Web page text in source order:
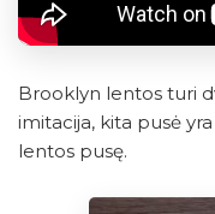
Brooklyn lentos turi
imitacija, kita pusė
lentos pusę.